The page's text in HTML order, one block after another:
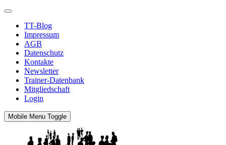
TT-Blog
Impressum
AGB
Datenschutz
Kontakte
Newsletter
Trainer-Datenbank
Mitgliedschaft
Login
Mobile Menu Toggle